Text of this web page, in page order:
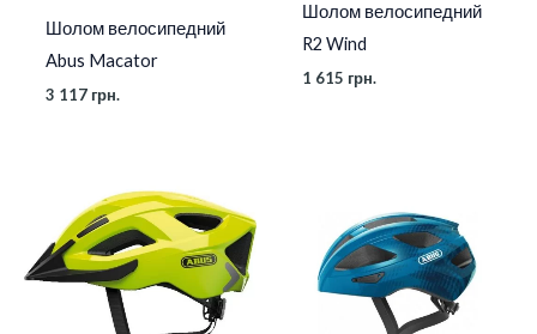
Шолом велосипедний
Abus Macator
3 117 грн.
Шолом велосипедний
R2 Wind
1 615 грн.
цін:
від
2
378 грн.
до
3
078 грн.